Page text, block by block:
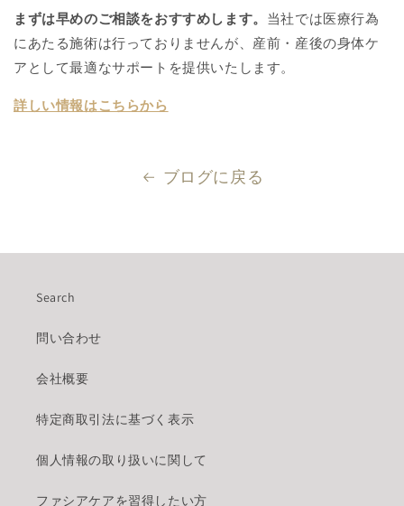
まずは早めのご相談をおすすめします。 当社では医療行為
にあたる施術は行っておりませんが、産前・産後の身体ケ
アとして最適なサポートを提供いたします。
詳しい情報はこちらから
ブログに戻る
Search
問い合わせ
会社概要
特定商取引法に基づく表示
個人情報の取り扱いに関して
ファシアケアを習得したい方